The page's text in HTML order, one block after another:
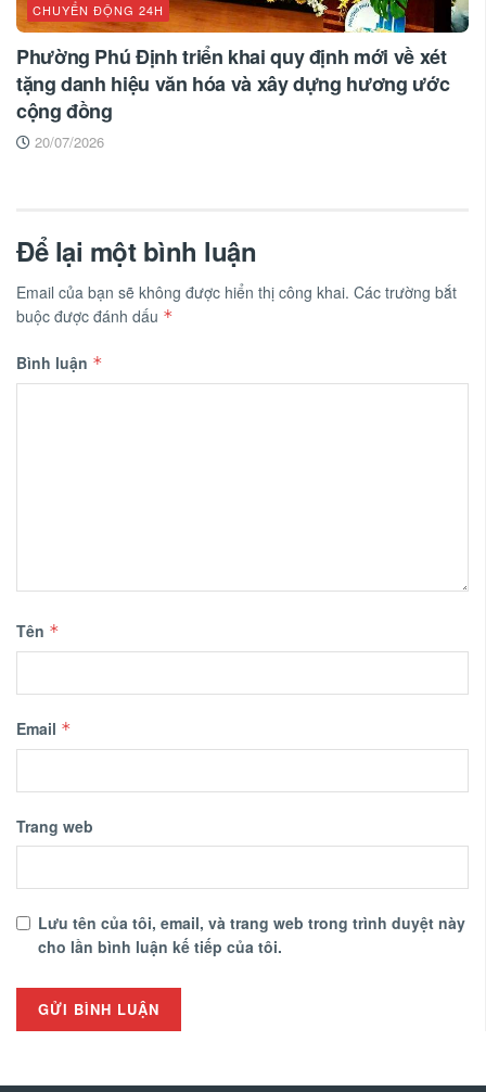
CHUYỂN ĐỘNG 24H
Phường Phú Định triển khai quy định mới về xét
tặng danh hiệu văn hóa và xây dựng hương ước
cộng đồng
20/07/2026
Để lại một bình luận
Email của bạn sẽ không được hiển thị công khai. Các trường bắt
buộc được đánh dấu *
Bình luận *
Tên *
Email *
Trang web
Lưu tên của tôi, email, và trang web trong trình duyệt này
cho lần bình luận kế tiếp của tôi.